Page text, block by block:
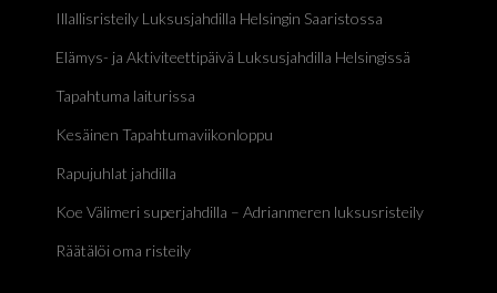
Illallisristeily Luksusjahdilla Helsingin Saaristossa
Elämys- ja Aktiviteettipäivä Luksusjahdilla Helsingissä
Tapahtuma laiturissa
Kesäinen Tapahtumaviikonloppu
Rapujuhlat jahdilla
Koe Välimeri superjahdilla – Adrianmeren luksusristeily
Räätälöi oma risteily